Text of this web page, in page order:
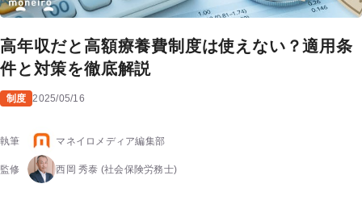
高年収だと高額療養費制度は使えない？適用条
件と対策を徹底解説
制度 2025/05/16
執筆 マネイロメディア編集部
監修 西岡 秀泰 (社会保険労務士)